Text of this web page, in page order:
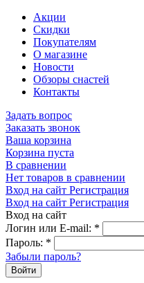
Акции
Скидки
Покупателям
О магазине
Новости
Обзоры снастей
Контакты
Задать вопрос
Заказать звонок
Ваша корзина
Корзина пуста
В сравнении
Нет товаров в сравнении
Вход на сайт Регистрация
Вход на сайт Регистрация
Вход на сайт
Логин или E-mail: *
Пароль: *
Забыли пароль?
Войти